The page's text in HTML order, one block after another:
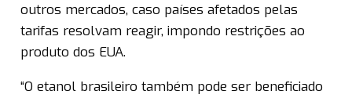
outros mercados, caso países afetados pelas
tarifas resolvam reagir, impondo restrições ao
produto dos EUA.
“O etanol brasileiro também pode ser beneficiado